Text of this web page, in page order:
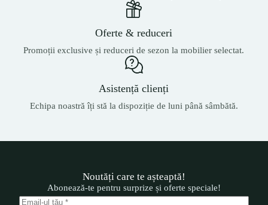
Oferte & reduceri
Promoții exclusive și reduceri de sezon la mobilier selectat.
Asistență clienți
Echipa noastră îți stă la dispoziție de luni până sâmbătă.
Noutăți care te așteaptă!
Abonează-te pentru surprize și oferte speciale!